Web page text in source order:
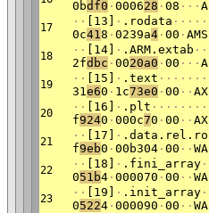
0bdf0 · 000628 · 08 · · · A
17 · · [13] · .rodata · · · · ·
0c418 · 0239a4 · 00 · AMS
18 · · [14] · .ARM.extab · ·
2fdbc · 0020a0 · 00 · · · A
19 · · [15] · .text · · · · · · ·
31e60 · 1c73e0 · 00 · · AX
20 · · [16] · .plt · · · · · · · ·
f9240 · 000c70 · 00 · · AX
21 · · [17] · .data.rel.ro
f9eb0 · 00b304 · 00 · · WA
22 · · [18] · .fini_array ·
051b4 · 000070 · 00 · · WA
23 · · [19] · .init_array ·
05224 · 000090 · 00 · · WA